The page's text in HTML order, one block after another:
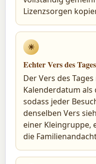
Lizenzsorgen
☀
Echter Vers des Tages
Der Vers des
Kalenderdatum als
sodass jeder
denselben Vers
einer Kleingruppe,
die